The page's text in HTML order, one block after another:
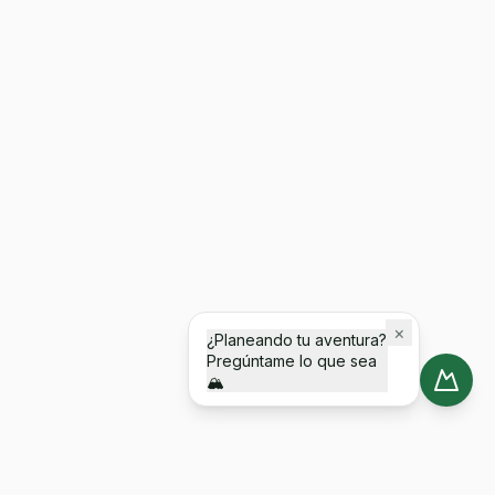
×
¿Planeando tu aventura?
Pregúntame lo que sea
🏔️